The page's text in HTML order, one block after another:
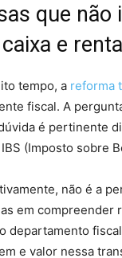
que
e
tempo, a reforma
fiscal. A
é pertinente
(Imposto sobre
não é a
em compreender
departamento
e valor nessa